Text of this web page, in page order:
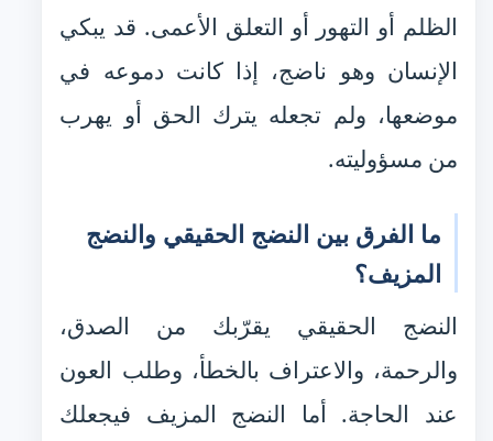
الظلم أو التهور أو التعلق الأعمى. قد يبكي
الإنسان وهو ناضج، إذا كانت دموعه في
موضعها، ولم تجعله يترك الحق أو يهرب
من مسؤوليته.
ما الفرق بين النضج الحقيقي والنضج
المزيف؟
النضج الحقيقي يقرّبك من الصدق،
والرحمة، والاعتراف بالخطأ، وطلب العون
عند الحاجة. أما النضج المزيف فيجعلك